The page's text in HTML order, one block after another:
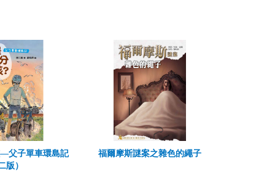
父子單車環島記
版）
福爾摩斯謎案之雜色的繩子